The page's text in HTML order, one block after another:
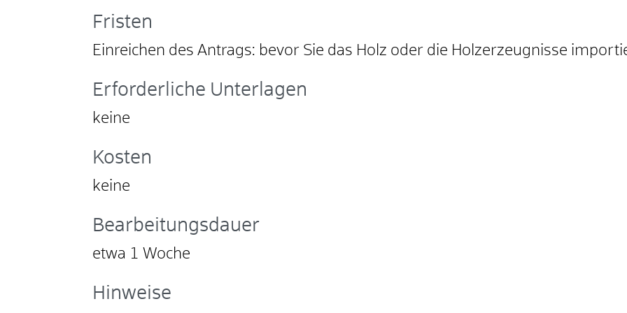
Fristen
Einreichen des Antrags: bevor Sie das Holz oder die Holzerzeugnisse
Erforderliche Unterlagen
keine
Kosten
keine
Bearbeitungsdauer
etwa 1 Woche
Hinweise